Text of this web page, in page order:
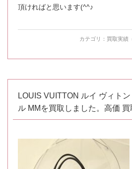
頂ければと思います(^^♪
カテゴリ： 買取実績
LOUIS VUITTON ルイ ヴィト
ル MMを買取しました。高価